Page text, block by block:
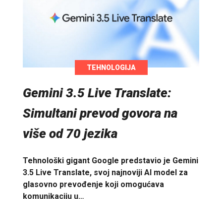
TEHNOLOGIJA
Gemini 3.5 Live Translate:
Simultani prevod govora na
više od 70 jezika
Tehnološki gigant Google predstavio je Gemini
3.5 Live Translate, svoj najnoviji AI model za
glasovno prevođenje koji omogućava
komunikaciju u…